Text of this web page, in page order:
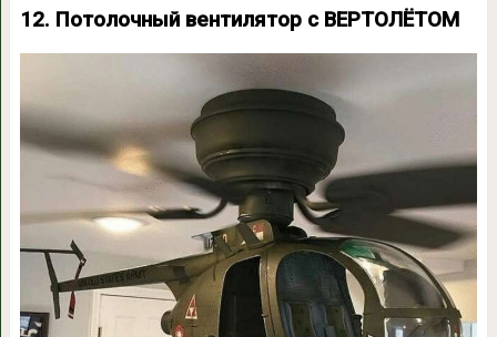
12. Потолочный вентилятор с ВЕРТОЛЁТОМ